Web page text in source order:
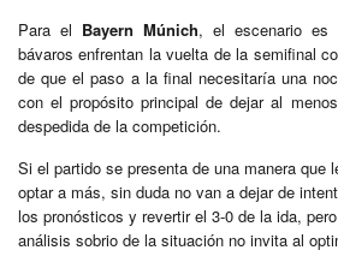
Para el Bayern Múnich, el escenario es
bávaros enfrentan la vuelta de la semifinal
de que el paso a la final necesitaría una
con el propósito principal de dejar al
despedida de la competición.
Si el partido se presenta de una manera que
optar a más, sin duda no van a dejar de
los pronósticos y revertir el 3-0 de la ida,
análisis sobrio de la situación no invita al